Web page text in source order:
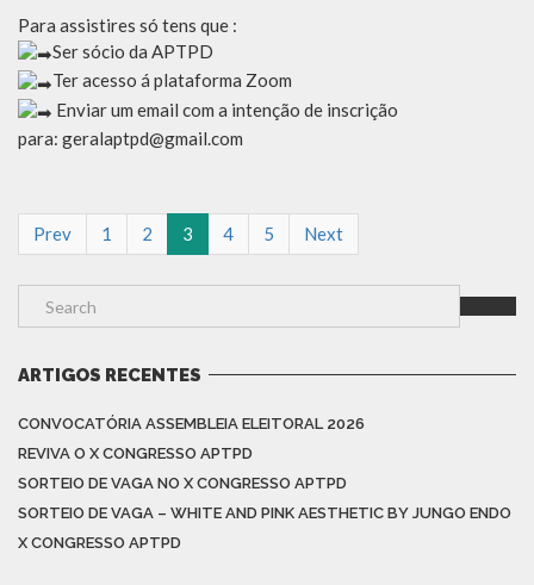
Para assistires só tens que :
Ser sócio da APTPD
Ter acesso á plataforma Zoom
Enviar um email com a intenção de inscrição
para: geralaptpd@gmail.com
Prev 1 2 3 4 5 Next
ARTIGOS RECENTES
CONVOCATÓRIA ASSEMBLEIA ELEITORAL 2026
REVIVA O X CONGRESSO APTPD
SORTEIO DE VAGA NO X CONGRESSO APTPD
SORTEIO DE VAGA – WHITE AND PINK AESTHETIC BY JUNGO ENDO
X CONGRESSO APTPD